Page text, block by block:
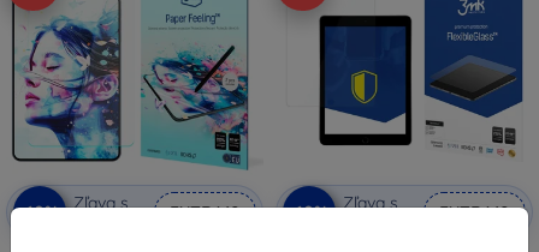
-10%
Zľava s
EXTRA10 -10%
Zľava s
EXTRA10